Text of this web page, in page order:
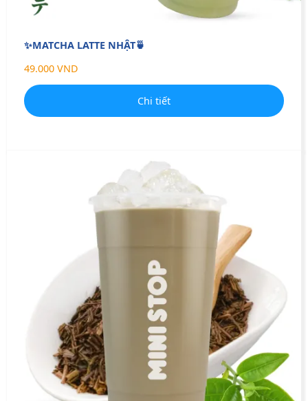
✨MATCHA LATTE NHẬT🍵
49.000 VND
Chi tiết